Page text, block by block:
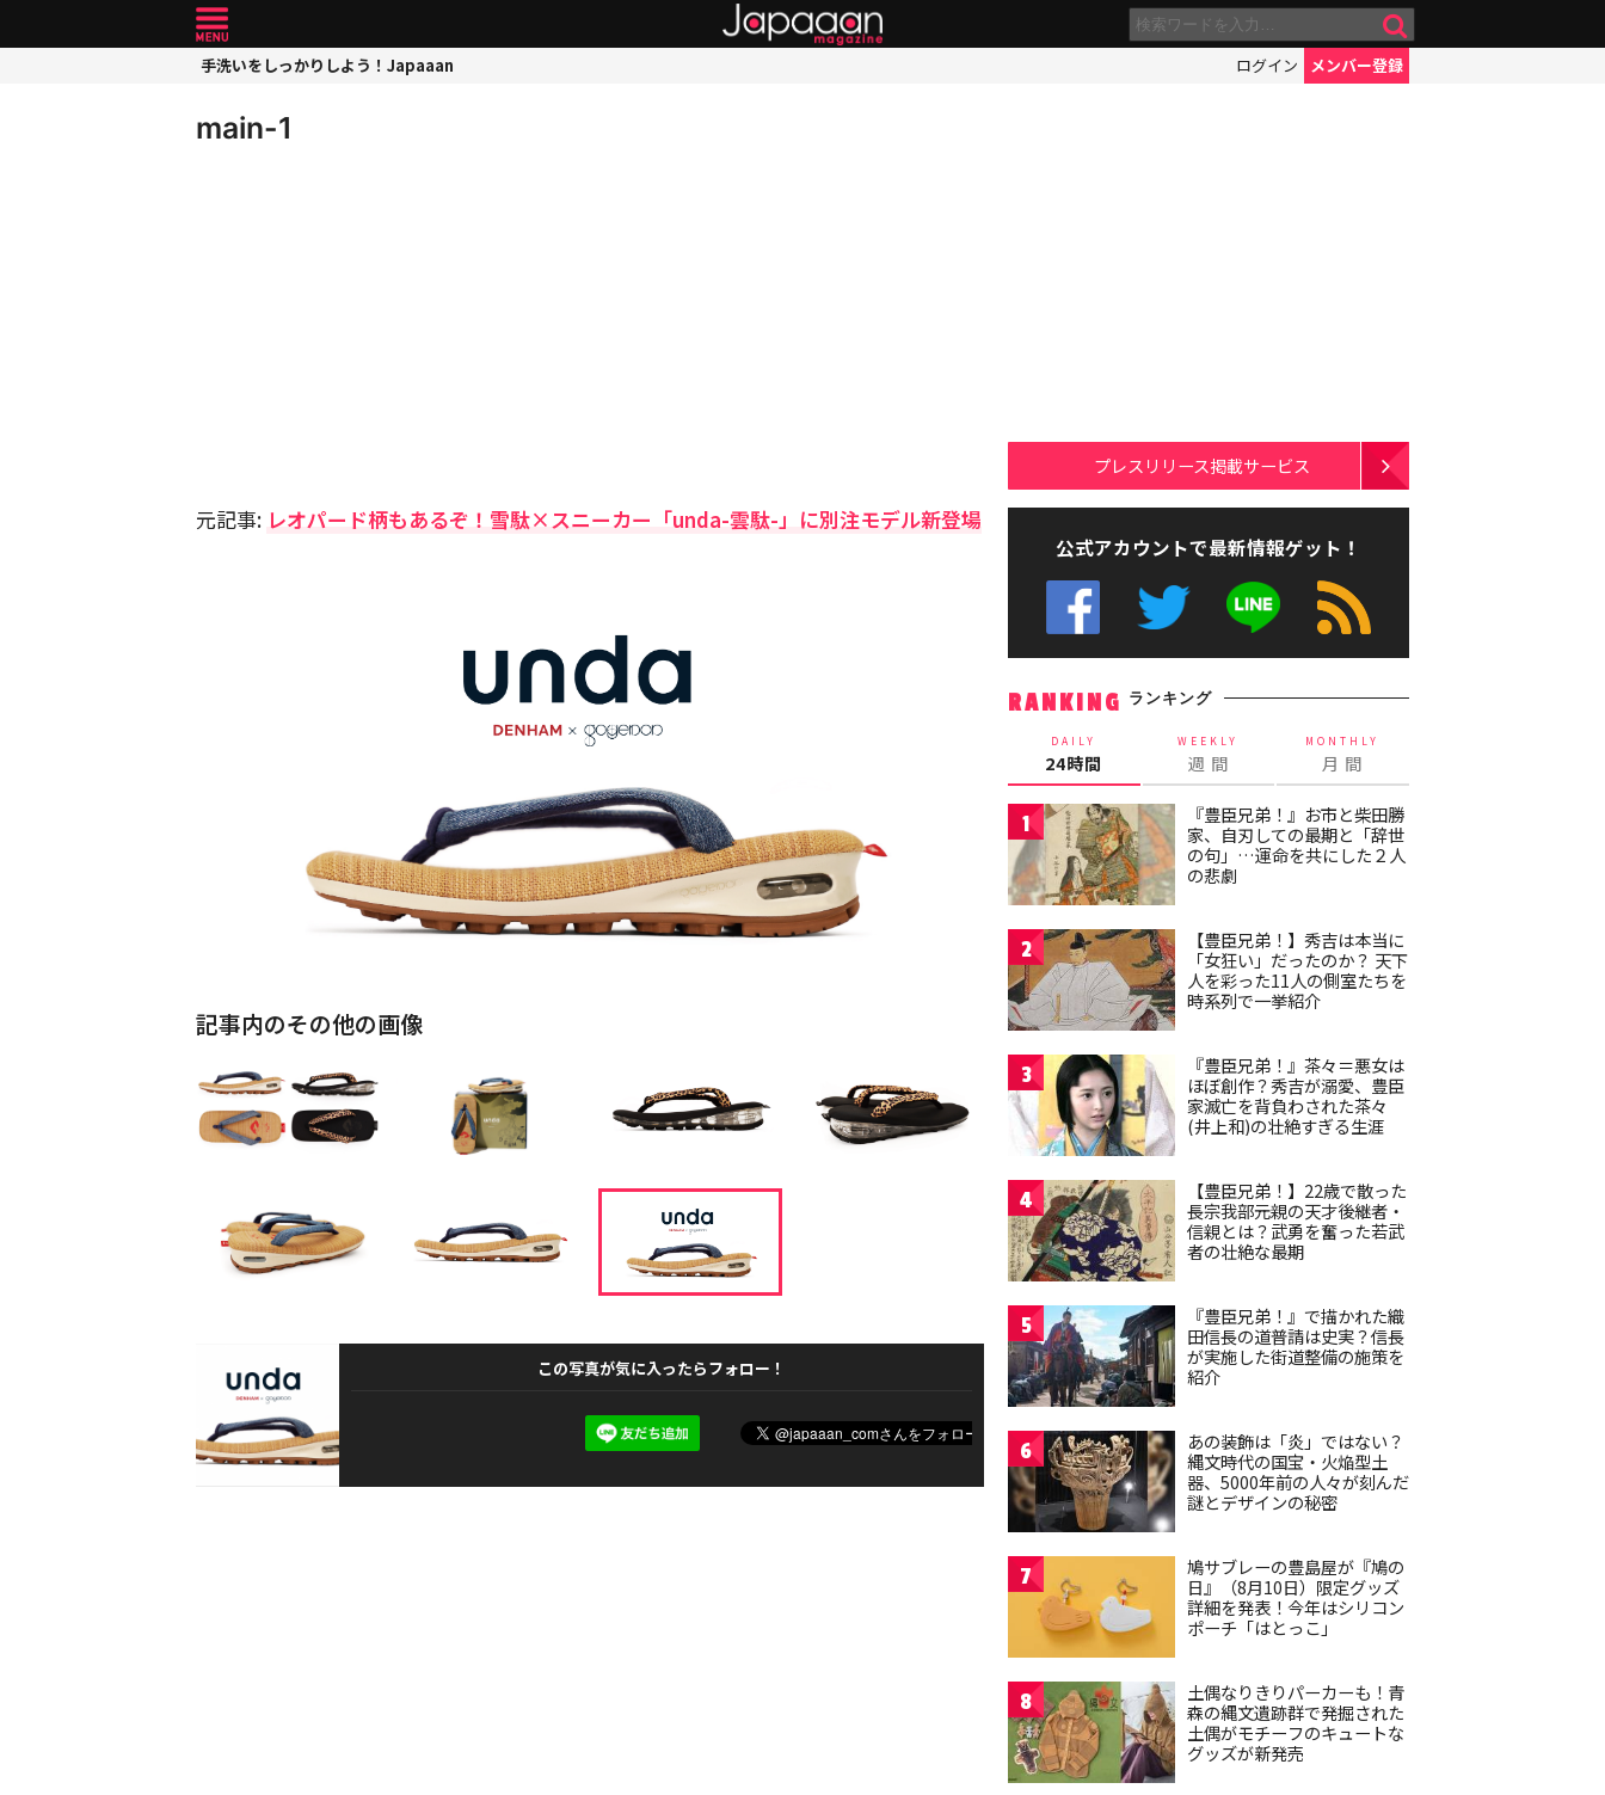
手洗いをしっかりしよう！Japaaan ログイン メンバー登録
main-1
元記事: レオパード柄もあるぞ！雪駄×スニーカー「unda-雲駄-」に別注モデル新登場
記事内のその他の画像
この写真が気に入ったらフォロー！
プレスリリース掲載サービス
公式アカウントで最新情報ゲット！
RANKING ランキング
DAILY
24時間
WEEKLY
週 間
MONTHLY
月 間
1
『豊臣兄弟！』お市と柴田勝
家、自刃しての最期と「辞世
の句」…運命を共にした２人
の悲劇
2
【豊臣兄弟！】秀吉は本当に
「女狂い」だったのか？ 天下
人を彩った11人の側室たちを
時系列で一挙紹介
3
『豊臣兄弟！』茶々＝悪女は
ほぼ創作？秀吉が溺愛、豊臣
家滅亡を背負わされた茶々
(井上和)の壮絶すぎる生涯
4
【豊臣兄弟！】22歳で散った
長宗我部元親の天才後継者・
信親とは？武勇を奮った若武
者の壮絶な最期
5
『豊臣兄弟！』で描かれた織
田信長の道普請は史実？信長
が実施した街道整備の施策を
紹介
6
あの装飾は「炎」ではない？
縄文時代の国宝・火焔型土
器、5000年前の人々が刻んだ
謎とデザインの秘密
7
鳩サブレーの豊島屋が『鳩の
日』（8月10日）限定グッズ
詳細を発表！今年はシリコン
ポーチ「はとっこ」
8
土偶なりきりパーカーも！青
森の縄文遺跡群で発掘された
土偶がモチーフのキュートな
グッズが新発売